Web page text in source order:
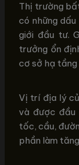
Thị trường
có những
giới đầu tư.
trưởng ổn
cơ sở hạ tầng
Vị trí địa lý
và được đầu
tốc, cầu,
phần làm